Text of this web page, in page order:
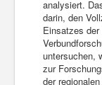
analysiert.
darin, den
Einsatzes
untersuchen,
zur
der